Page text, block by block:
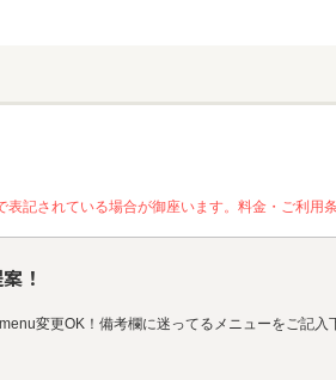
記されている場合が御座います。料金・ご利用
！
変更OK！備考欄に迷ってるメニューをご記入